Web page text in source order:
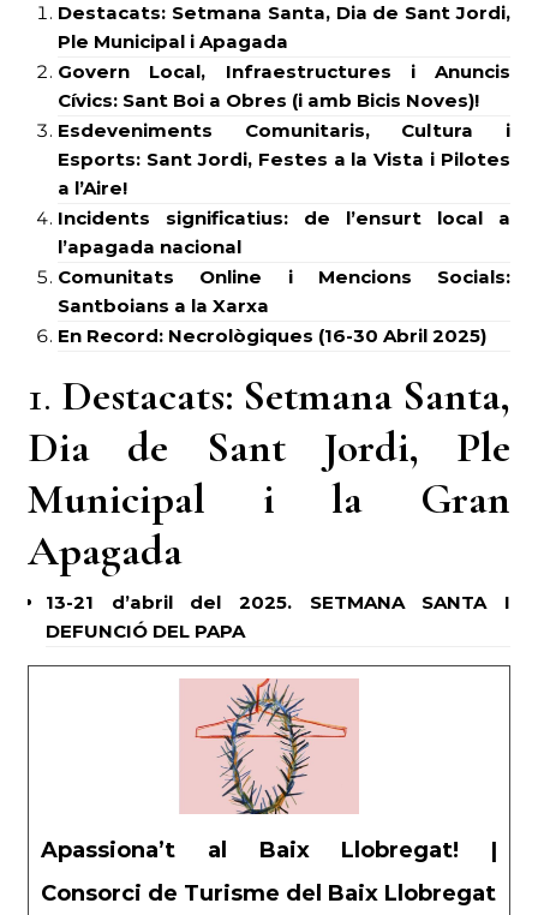
Destacats: Setmana Santa, Dia de Sant Jordi,
Ple Municipal i Apagada
Govern Local, Infraestructures i Anuncis
Cívics: Sant Boi a Obres (i amb Bicis Noves)!
Esdeveniments Comunitaris, Cultura i
Esports: Sant Jordi, Festes a la Vista i Pilotes
a l’Aire!
Incidents significatius: de l’ensurt local a
l’apagada nacional
Comunitats Online i Mencions Socials:
Santboians a la Xarxa
En Record: Necrològiques (16-30 Abril 2025)
1. Destacats: Setmana Santa,
Dia de Sant Jordi, Ple
Municipal i la Gran
Apagada
13-21 d’abril del 2025. SETMANA SANTA I
DEFUNCIÓ DEL PAPA
Apassiona’t al Baix Llobregat! |
Consorci de Turisme del Baix Llobregat